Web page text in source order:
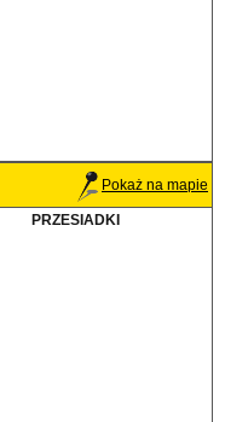
Pokaż na mapie
PRZESIADKI